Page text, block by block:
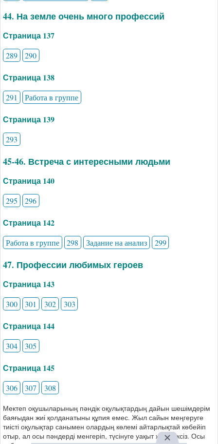
44. На земле очень много профессий
Страница 137
289 290
Страница 138
291 Работа в группе
Страница 139
293
45-46. Встреча с интересными людьми
Страница 140
295 296
Страница 142
Работа в группе 298 Задание на анализ 299
47. Профессии любимых героев
Страница 143
300 301 302 303
Страница 144
304 305
Страница 145
306 307 308
Мектеп оқушыларының пәндік оқулықтардың дайын шешімдерім
баяғыдан жиі қолданатыны құпия емес. Жыл сайын меңгеруге
тиісті оқулықтар санымен олардың көлемі айтарлықтай көбейіп
отыр, ал осы пәндерді менгеріп, түсінуге уақыт жеткіліксіз. Осы